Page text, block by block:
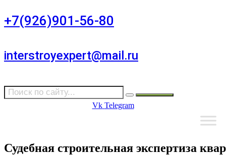
+7(926)901-56-80
interstroyexpert@mail.ru
Vk Telegram
Судебная строительная экспертиза